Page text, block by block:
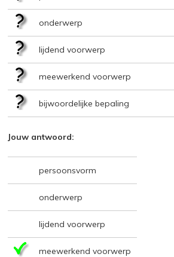
onderwerp
lijdend voorwerp
meewerkend voorwerp
bijwoordelijke bepaling
Jouw antwoord:
persoonsvorm
onderwerp
lijdend voorwerp
meewerkend voorwerp